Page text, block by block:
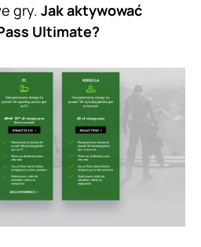
gry. Jak aktywować
Ultimate?